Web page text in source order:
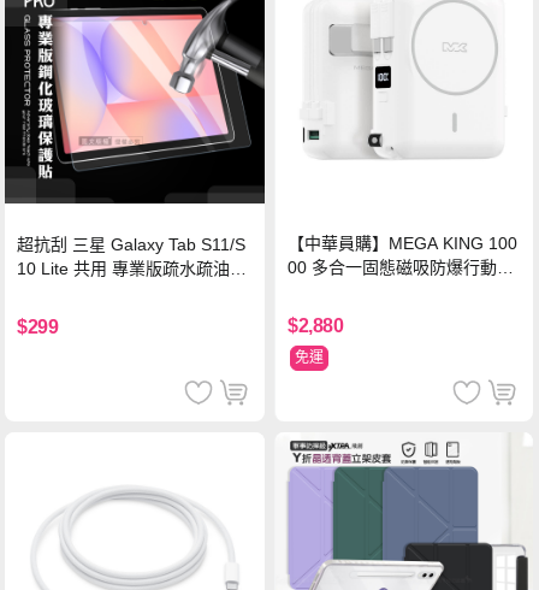
超抗刮 三星 Galaxy Tab S11/S
10 Lite 共用 專業版疏水疏油9H
$299
【中華員購】MEGA KING 100
00 多合一固態磁吸防爆行動電
$2,880
免運